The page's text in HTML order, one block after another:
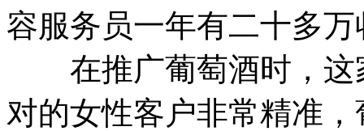
容服务员一年有二十多万
在推广葡萄酒时，这
对的女性客户非常精准